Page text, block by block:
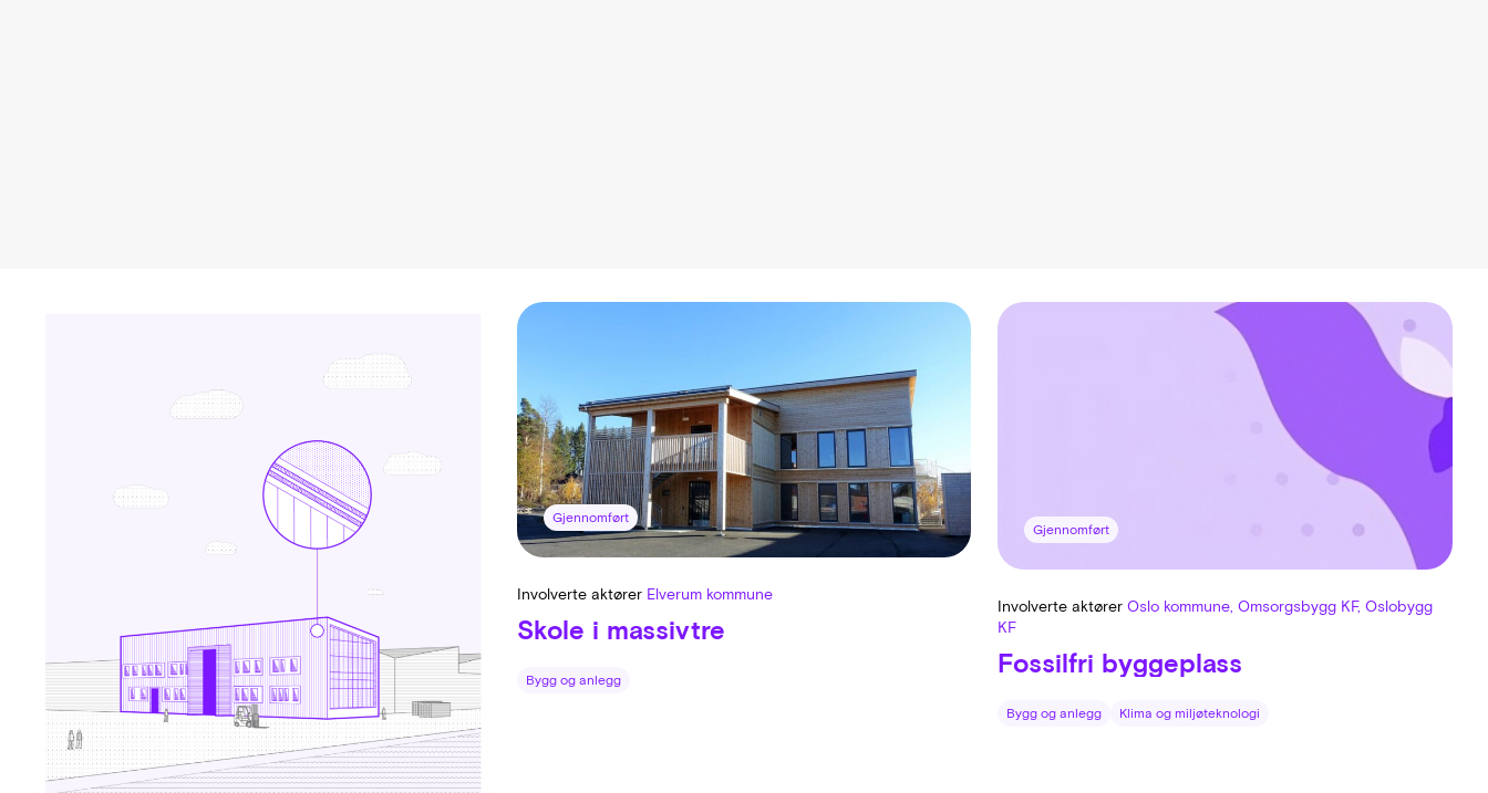
Gjennomført
Involverte aktører Elverum kommune
Skole i massivtre
Bygg og anlegg
Gjennomført
Involverte aktørerOslo kommune, Omsorgsbygg KF, Oslobygg
KF
Fossilfri byggeplass
Bygg og anlegg Klima og miljøteknologi